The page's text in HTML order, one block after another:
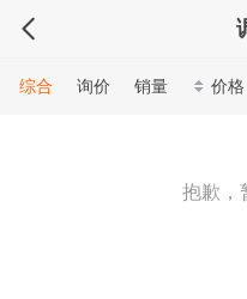
综合 询价 销量 价格
抱歉，